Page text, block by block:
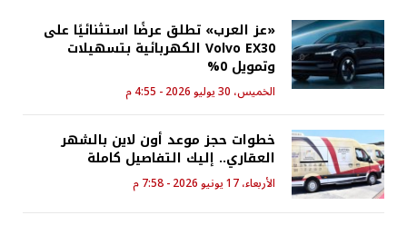
«عز العرب» تطلق عرضًا استثنائيًا على
Volvo EX30 الكهربائية بتسهيلات
وتمويل 0%
الخميس، 30 يوليو 2026 - 4:55 م
خطوات حجز موعد أون لاين بالشهر
العقاري.. إليك التفاصيل كاملة
الأربعاء، 17 يونيو 2026 - 7:58 م